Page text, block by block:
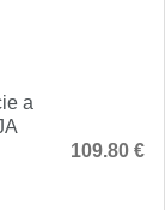
a
109.80 €